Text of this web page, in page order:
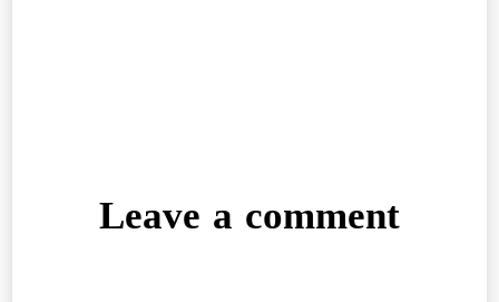
Leave a comment